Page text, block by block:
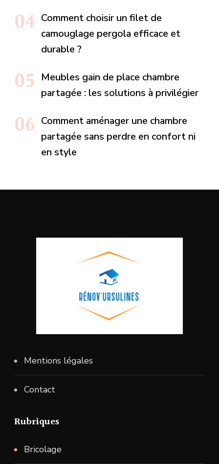
Comment choisir un filet de
camouglage pergola efficace et
durable ?
Meubles gain de place chambre
partagée : les solutions à privilégier
Comment aménager une chambre
partagée sans perdre en confort ni
en style
Mentions légales
Contact
Rubriques
Bricolage